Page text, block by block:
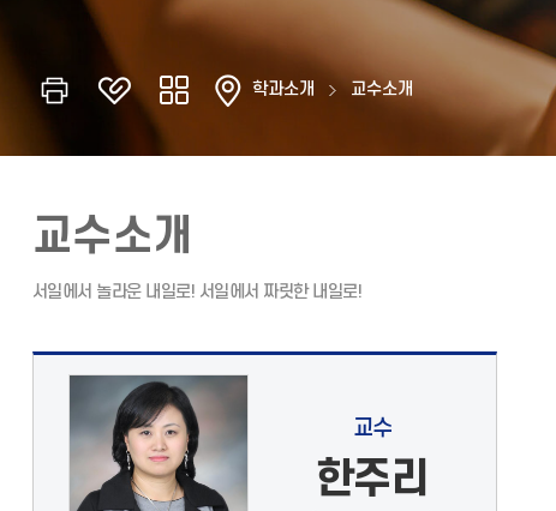
학과소개 교수소개
교수소개
교수
한주리